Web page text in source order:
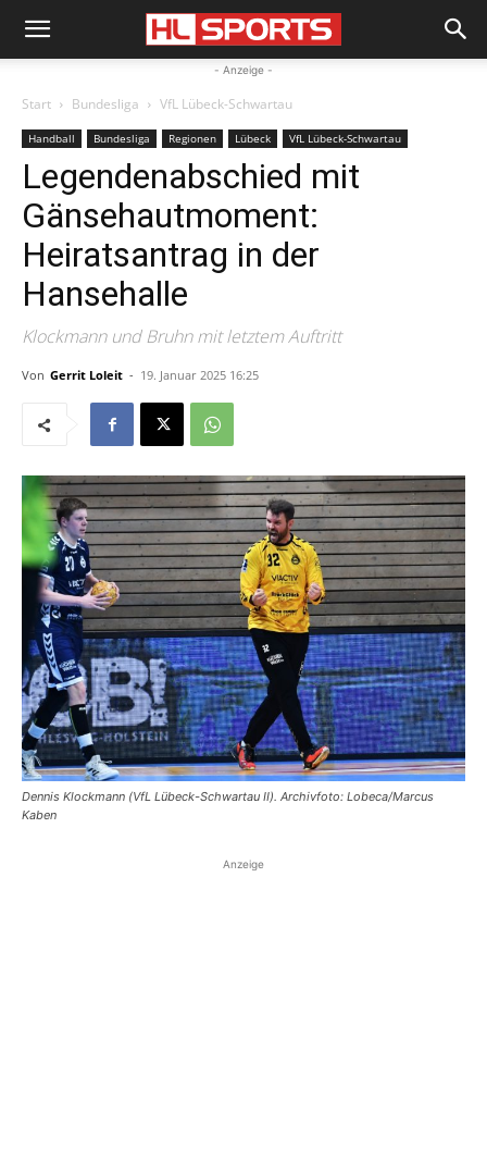
- Anzeige -
Start Bundesliga VfL Lübeck-Schwartau
Handball Bundesliga Regionen Lübeck VfL Lübeck-Schwartau
Legendenabschied mit
Gänsehautmoment:
Heiratsantrag in der
Hansehalle
Klockmann und Bruhn mit letztem Auftritt
Von Gerrit Loleit - 19. Januar 2025 16:25
Dennis Klockmann (VfL Lübeck-Schwartau II). Archivfoto: Lobeca/Marcus
Kaben
Anzeige